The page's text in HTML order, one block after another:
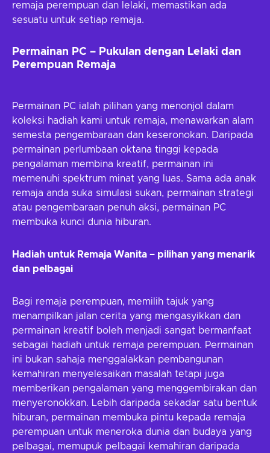
remaja perempuan dan lelaki, memastikan ada
sesuatu untuk setiap remaja.
Permainan PC – Pukulan dengan Lelaki dan
Perempuan Remaja
Permainan PC ialah pilihan yang menonjol dalam
koleksi hadiah kami untuk remaja, menawarkan alam
semesta pengembaraan dan keseronokan. Daripada
permainan perlumbaan oktana tinggi kepada
pengalaman membina kreatif, permainan ini
memenuhi spektrum minat yang luas. Sama ada anak
remaja anda suka simulasi sukan, permainan strategi
atau pengembaraan penuh aksi, permainan PC
membuka kunci dunia hiburan.
Hadiah untuk Remaja Wanita – pilihan yang menarik
dan pelbagai
Bagi remaja perempuan, memilih tajuk yang
menampilkan jalan cerita yang mengasyikkan dan
permainan kreatif boleh menjadi sangat bermanfaat
sebagai hadiah untuk remaja perempuan. Permainan
ini bukan sahaja menggalakkan pembangunan
kemahiran menyelesaikan masalah tetapi juga
memberikan pengalaman yang menggembirakan dan
menyeronokkan. Lebih daripada sekadar satu bentuk
hiburan, permainan membuka pintu kepada remaja
perempuan untuk meneroka dunia dan budaya yang
pelbagai, memupuk pelbagai kemahiran daripada